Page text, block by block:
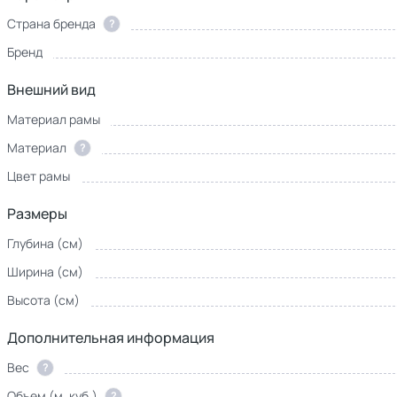
Страна бренда ?
Бренд
Внешний вид
Материал рамы
Материал
?
Цвет рамы
Размеры
Глубина (см)
Ширина (см)
Высота (см)
Дополнительная информация
Вес ?